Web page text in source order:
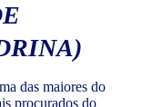
das maiores do
procurados do